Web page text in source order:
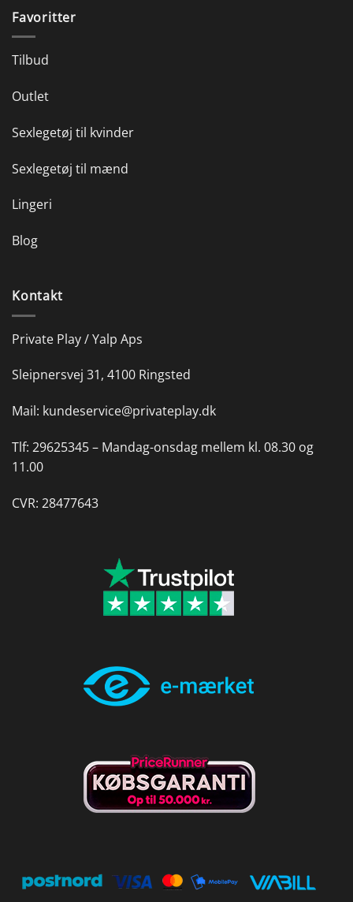
Favoritter
Tilbud
Outlet
Sexlegetøj til kvinder
Sexlegetøj til mænd
Lingeri
Blog
Kontakt
Private Play / Yalp Aps
Sleipnersvej 31, 4100 Ringsted
Mail: kundeservice@privateplay.dk
Tlf: 29625345 – Mandag-onsdag mellem kl. 08.30 og
11.00
CVR: 28477643